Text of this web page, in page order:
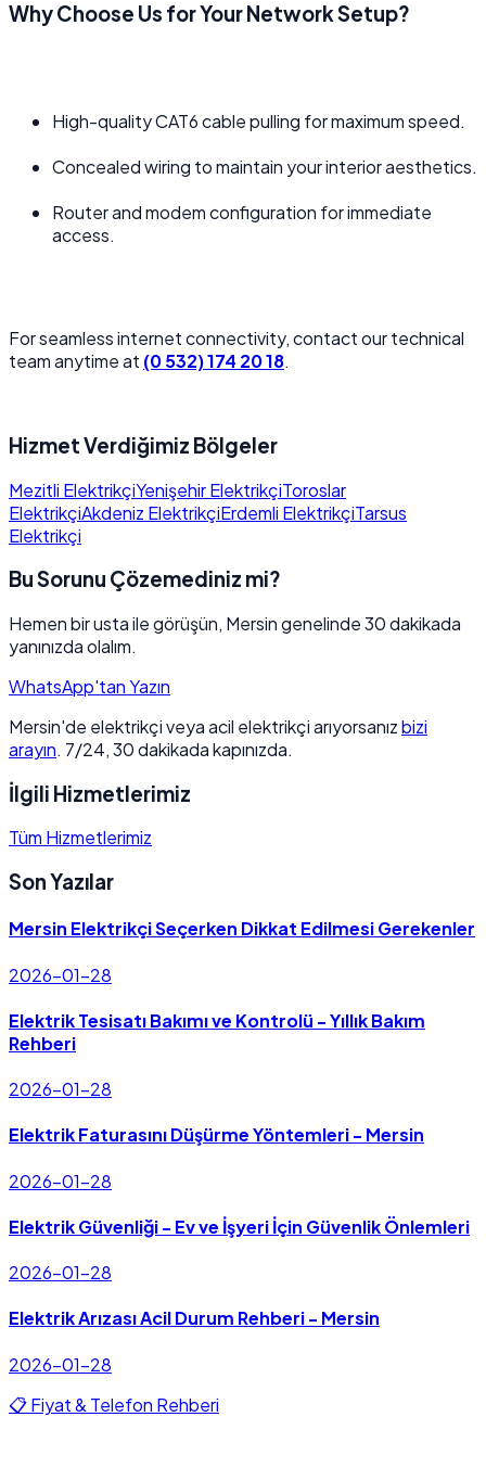
Why Choose Us for Your Network Setup?
High-quality CAT6 cable pulling for maximum speed.
Concealed wiring to maintain your interior aesthetics.
Router and modem configuration for immediate
access.
For seamless internet connectivity, contact our technical
team anytime at (0 532) 174 20 18.
Hizmet Verdiğimiz Bölgeler
Mezitli ElektrikçiYenişehir ElektrikçiToroslar
ElektrikçiAkdeniz ElektrikçiErdemli ElektrikçiTarsus
Elektrikçi
Bu Sorunu Çözemediniz mi?
Hemen bir usta ile görüşün, Mersin genelinde 30 dakikada
yanınızda olalım.
WhatsApp'tan Yazın
Mersin'de elektrikçi veya acil elektrikçi arıyorsanızbizi
arayın. 7/24, 30 dakikada kapınızda.
İlgili Hizmetlerimiz
Tüm Hizmetlerimiz
Son Yazılar
Mersin Elektrikçi Seçerken Dikkat Edilmesi Gerekenler
2026-01-28
Elektrik Tesisatı Bakımı ve Kontrolü - Yıllık Bakım
Rehberi
2026-01-28
Elektrik Faturasını Düşürme Yöntemleri - Mersin
2026-01-28
Elektrik Güvenliği - Ev ve İşyeri İçin Güvenlik Önlemleri
2026-01-28
Elektrik Arızası Acil Durum Rehberi - Mersin
2026-01-28
📋 Fiyat & Telefon Rehberi